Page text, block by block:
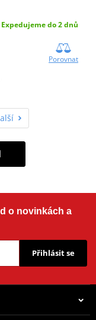
Expedujeme do 2 dnů
Porovnat
o novinkách a
Přihlásit se